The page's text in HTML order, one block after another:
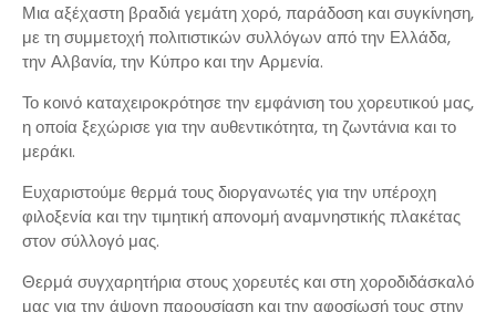
Μια αξέχαστη βραδιά γεμάτη χορό, παράδοση και συγκίνηση,
με τη συμμετοχή πολιτιστικών συλλόγων από την Ελλάδα,
την Αλβανία, την Κύπρο και την Αρμενία.
Το κοινό καταχειροκρότησε την εμφάνιση του χορευτικού μας,
η οποία ξεχώρισε για την αυθεντικότητα, τη ζωντάνια και το
μεράκι.
Ευχαριστούμε θερμά τους διοργανωτές για την υπέροχη
φιλοξενία και την τιμητική απονομή αναμνηστικής πλακέτας
στον σύλλογό μας.
Θερμά συγχαρητήρια στους χορευτές και στη χοροδιδάσκαλό
μας για την άψογη παρουσίαση και την αφοσίωσή τους στην